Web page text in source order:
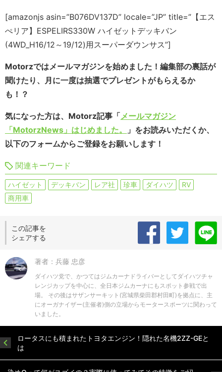
[amazonjs asin=”B076DV137D” locale=”JP” title=”【エス
ぺリア】ESPELIRS330W ハイゼットデッキバン
(4WD_H16/12～19/12)用スーパーダウンサス”]
Motorzではメールマガジンを始めました！ 編集部の裏話が
聞けたり、月に一度は抽選でプレゼントがもらえるか
も！？
気になった方は、Motorz記事「メールマガジン
「MotorzNews」はじめました。
」をお読みいただくか、
以下のフォームからご登録をお願いします！
関連キーワード
ハイゼット デッキバン レア社 珍車 ダイハツ
RV
商用車
この記事を
シェアする
著者：兵藤 忠彦
ダイハツ党で、かつてはジムカーナドライバーとしてダイハツチャ
レンジカップを中心に、全日本ジムカーナにもスポット参戦で出
場。 その後はサザンサーキット(宮城県柴田郡村田町)を拠点に、主
にオーガナイザー(主催者)側の立場からモータースポーツに関わって
いました。
ロータスにも積まれたトヨタエンジン！隠れた名機2ZZ-GEと
は